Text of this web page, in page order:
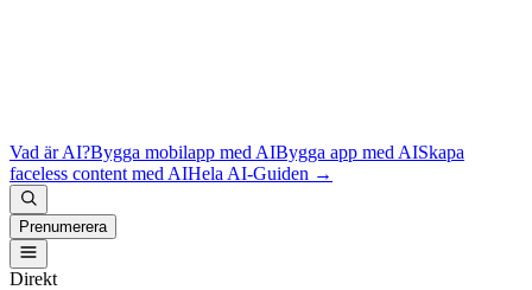
Vad är AI?Bygga mobilapp med AIBygga app med AISkapa
faceless content med AIHela AI-Guiden →
Prenumerera
Direkt